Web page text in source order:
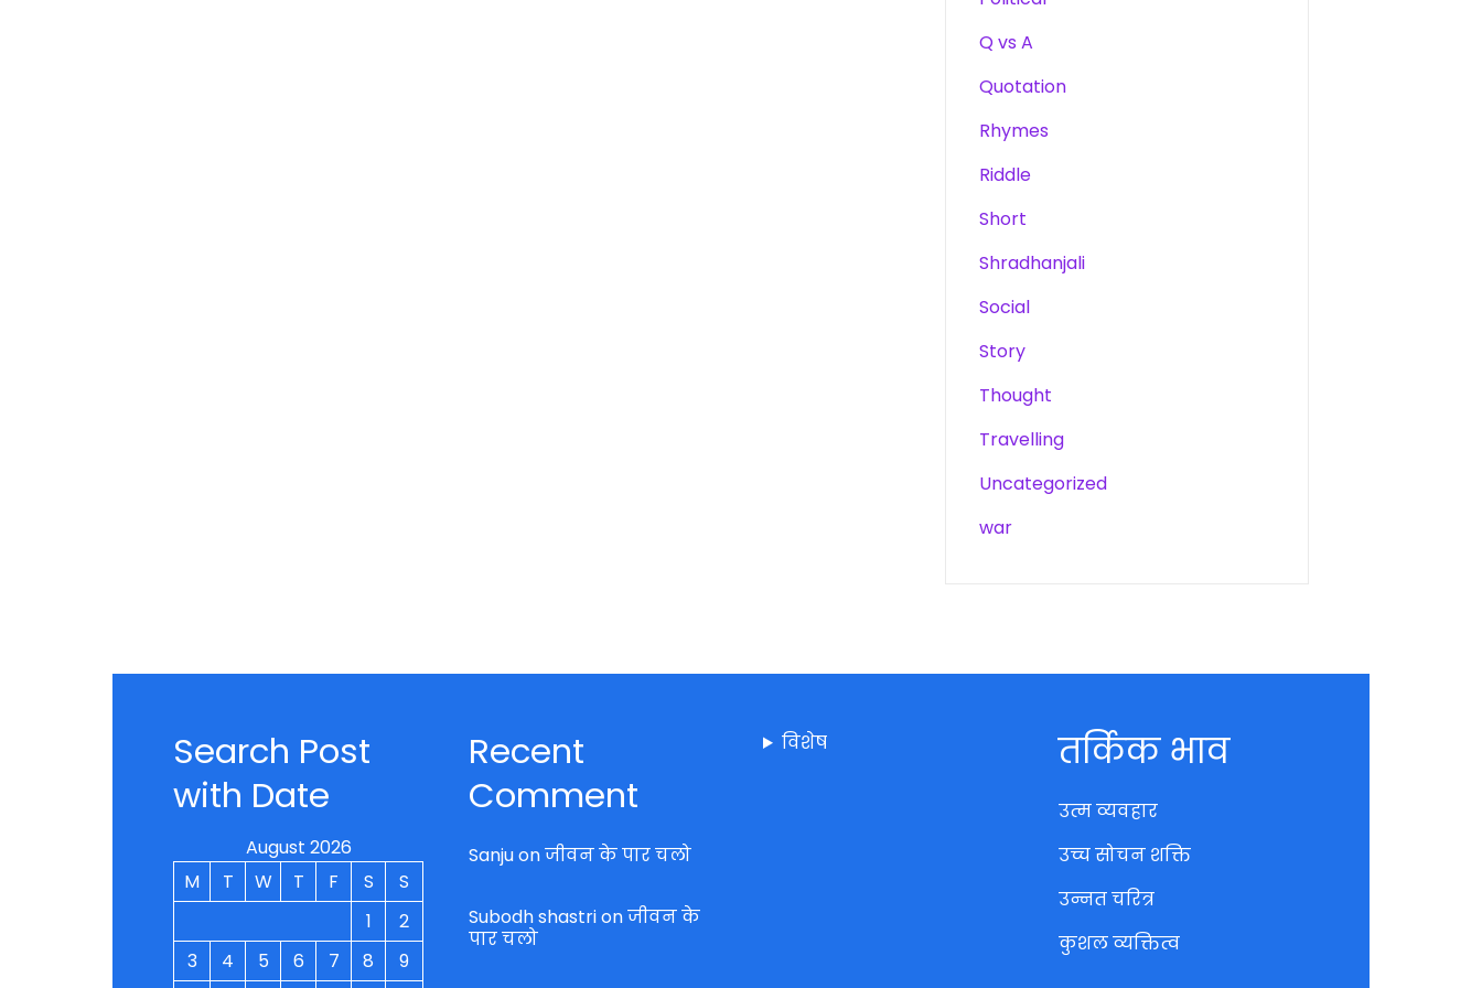
Q vs A
Quotation
Rhymes
Riddle
Short
Shradhanjali
Social
Story
Thought
Travelling
Uncategorized
war
Search Post
with Date
August 2026
M
T W T F S
S
1
2
3
4 5 6 7 8 9
Recent
Comment
Sanjuonजीवन के पार चलो
Subodh shastrionजीवन के
पार चलो
विशेष तर्किक भाव
उत्म व्यवहार
उच्च सोचन शक्ति
उन्नत चरित्र
कुशल व्यक्तित्व